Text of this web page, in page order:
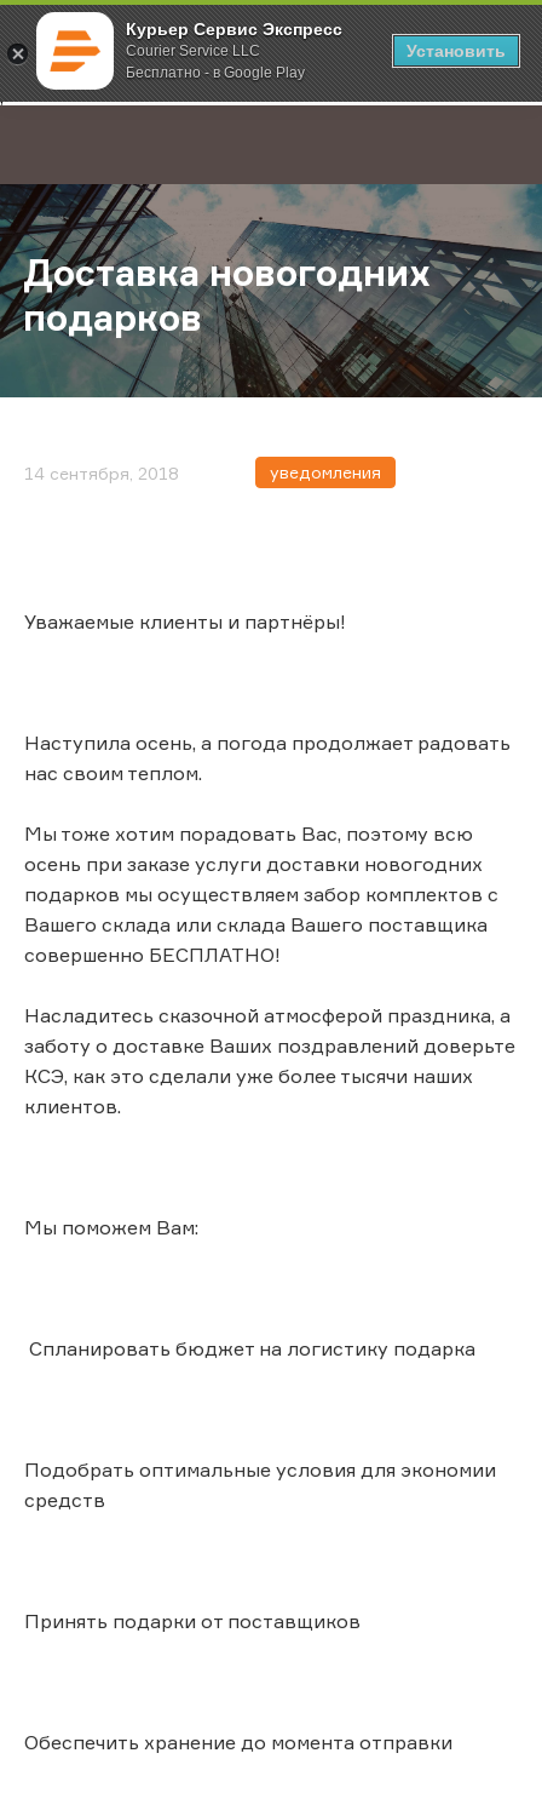
Курьер Сервис Экспресс
Courier Service LLC
Бесплатно - в Google Play
Установить
;
Главная О компании Новости Доставка новогодних подарков
Доставка новогодних
подарков
14 сентября, 2018 уведомления
Уважаемые клиенты и партнёры!
Наступила осень, а погода продолжает радовать
нас своим теплом.
Мы тоже хотим порадовать Вас, поэтому всю
осень при заказе услуги доставки новогодних
подарков мы осуществляем забор комплектов с
Вашего склада или склада Вашего поставщика
совершенно БЕСПЛАТНО!
Насладитесь сказочной атмосферой праздника, а
заботу о доставке Ваших поздравлений доверьте
КСЭ, как это сделали уже более тысячи наших
клиентов.
Мы поможем Вам:
Спланировать бюджет на логистику подарка
Подобрать оптимальные условия для экономии
средств
Принять подарки от поставщиков
Обеспечить хранение до момента отправки